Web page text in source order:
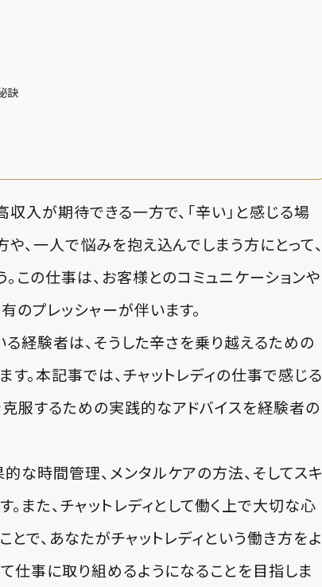
訣
入が期待できる一方で、「辛い」と感じる場
、一人で悩みを抱え込んでしまう方にとって、
この仕事は、お客様とのコミュニケーションや
のプレッシャーが伴います。
る経験者は、そうした辛さを乗り越えるための
。本記事では、チャットレディの仕事で感じる
服するための実践的なアドバイスを経験者の
な時間管理、メンタルケアの方法、そしてスキ
また、チャットレディとして働く上で大切な心
で、あなたがチャットレディという働き方をよ
仕事に取り組めるようになることを目指しま